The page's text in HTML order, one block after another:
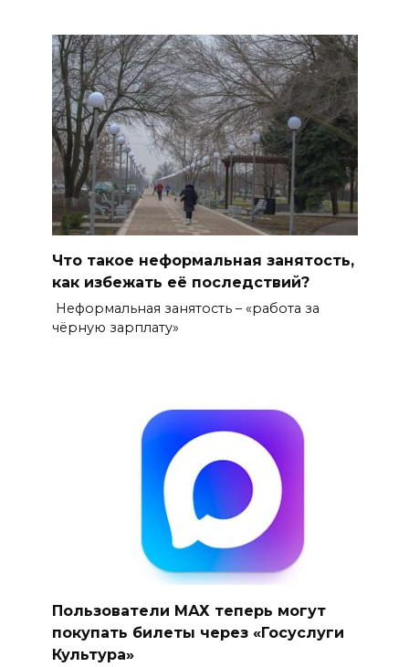
Что такое неформальная занятость,
как избежать её последствий?
Неформальная занятость – «работа за
чёрную зарплату»
Пользователи МАХ теперь могут
покупать билеты через «Госуслуги
Культура»